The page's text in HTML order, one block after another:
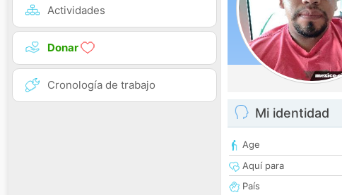
Actividades
Donar
Cronología de trabajo
Mi identidad
Age
Aquí para
País